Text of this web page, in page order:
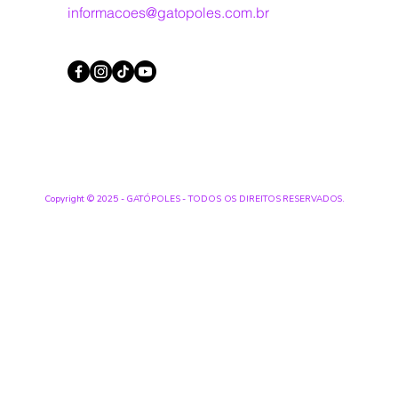
informacoes@gatopoles.com.br
Copyright © 2025 - GATÓPOLES - TODOS OS DIREITOS RESERVADOS.